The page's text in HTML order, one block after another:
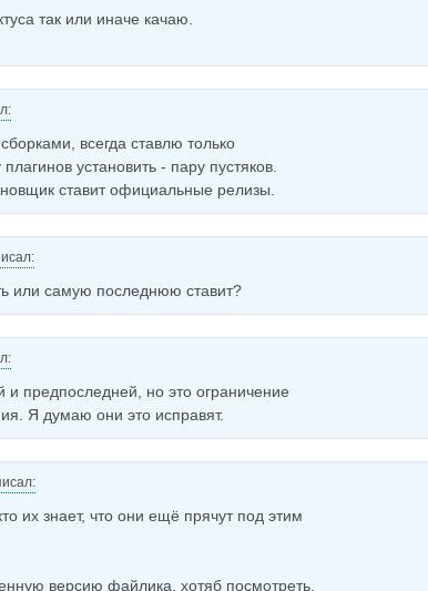
так или иначе качаю.
всегда ставлю только
установить - пару пустяков.
ставит официальные релизы.
или самую последнюю ставит?
и предпоследней, но это ограничение
Я думаю они это исправят.
их знает, что они ещё прячут под этим
версию файлика, хотяб посмотреть,